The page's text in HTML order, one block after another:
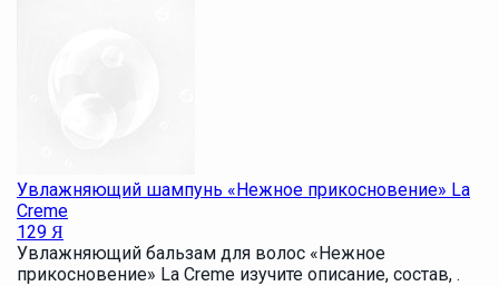
Увлажняющий шампунь «Нежное прикосновение» La
Creme
129 Я
Увлажняющий бальзам для волос «Нежное
прикосновение» La Creme изучите описание, состав, .